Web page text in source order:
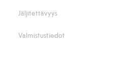
Jäljitettävyys
Valmistustiedot